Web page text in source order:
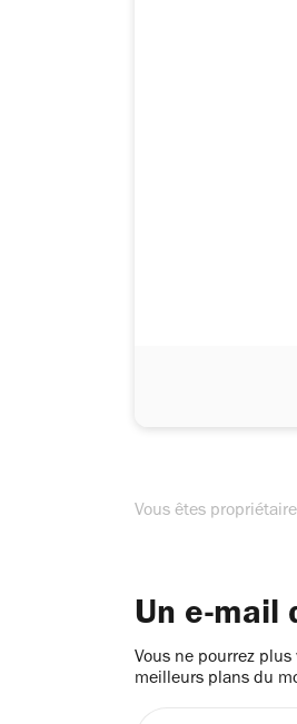
Vous êtes
Un e-mail
Vous ne pourrez
meilleurs plans du